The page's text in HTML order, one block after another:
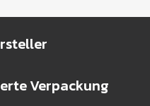
Verpackung